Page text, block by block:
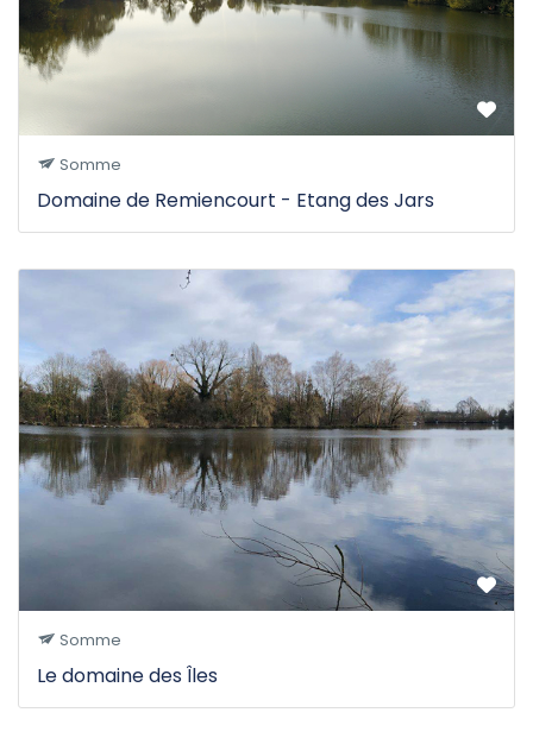
Somme
Domaine de Remiencourt - Etang des Jars
Somme
Le domaine des Îles